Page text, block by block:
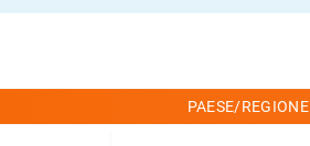
PAESE/REGIONE